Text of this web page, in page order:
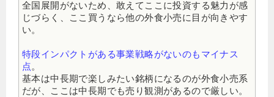
全国展開がないため、敢えてここに投資する魅力が感
じづらく、ここ買うなら他の外食小売に目が向きやす
い。
特段インパクトがある事業戦略がないのもマイナス
点。
基本は中長期で楽しみたい銘柄になるのが外食小売系
だが、ここは中長期でも売り観測があるので厳しい。